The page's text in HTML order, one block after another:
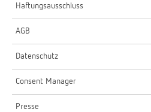
Haftungsausschluss
AGB
Datenschutz
Consent Manager
Presse